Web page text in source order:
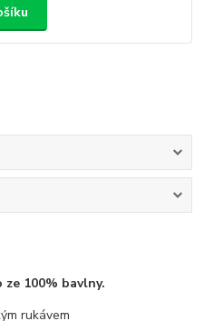
100% bavlny.
rukávem